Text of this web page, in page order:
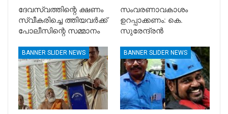
ദേവസ്വത്തിന്റെ ക്ഷണം
സ്വീകരിച്ചെ ത്തിയവർക്ക്
പോലീസിന്റെ സമ്മാനം
സംവരണാവകാശം
ഉറപ്പാക്കണം: കെ.
സുരേന്ദ്രൻ
BANNER SLIDER NEWS BANNER SLIDER NEWS